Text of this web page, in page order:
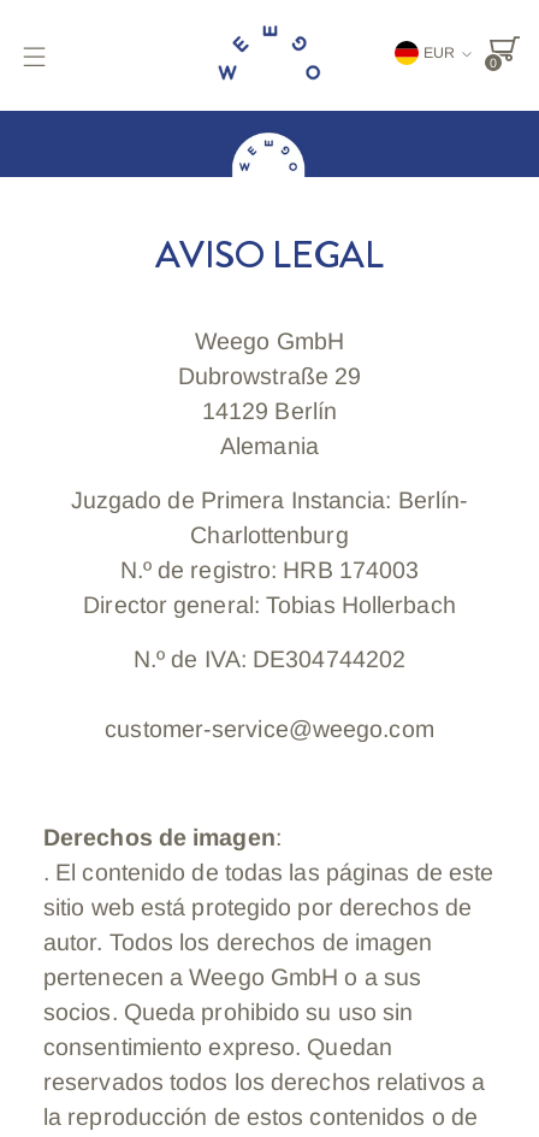
EUR
0
AVISO LEGAL
Weego GmbH
Dubrowstraße 29
14129 Berlín
Alemania
Juzgado de Primera Instancia: Berlín-
Charlottenburg
N.º de registro: HRB 174003
Director general: Tobias Hollerbach
N.º de IVA: DE304744202
customer-service@weego.com
Derechos de imagen:
. El contenido de todas las páginas de este
sitio web está protegido por derechos de
autor. Todos los derechos de imagen
pertenecen a Weego GmbH o a sus
socios. Queda prohibido su uso sin
consentimiento expreso. Quedan
reservados todos los derechos relativos a
la reproducción de estos contenidos o de